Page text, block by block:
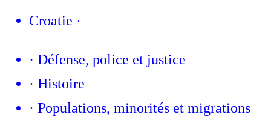
Croatie ·
· Défense, police et justice
· Histoire
· Populations, minorités et migrations